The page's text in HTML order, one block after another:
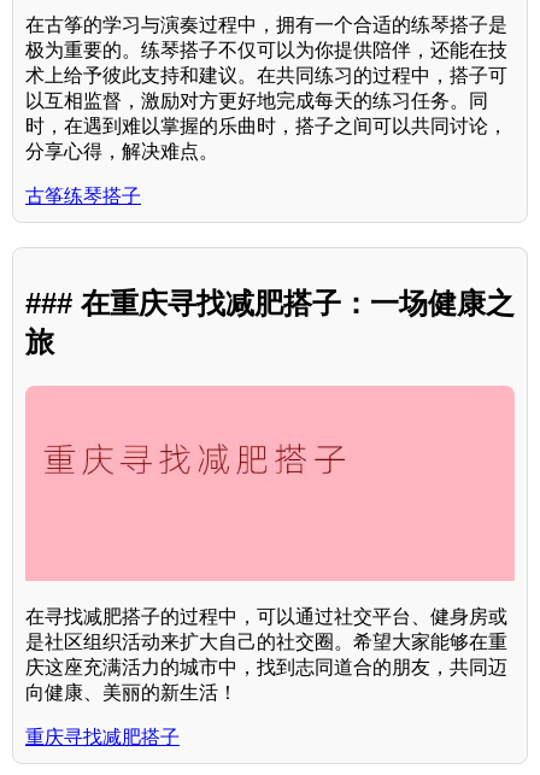
在古筝的学习与演奏过程中，拥有一个合适的练琴搭子是
极为重要的。练琴搭子不仅可以为你提供陪伴，还能在技
术上给予彼此支持和建议。在共同练习的过程中，搭子可
以互相监督，激励对方更好地完成每天的练习任务。同
时，在遇到难以掌握的乐曲时，搭子之间可以共同讨论，
分享心得，解决难点。
古筝练琴搭子
### 在重庆寻找减肥搭子：一场健康之
旅
在寻找减肥搭子的过程中，可以通过社交平台、健身房或
是社区组织活动来扩大自己的社交圈。希望大家能够在重
庆这座充满活力的城市中，找到志同道合的朋友，共同迈
向健康、美丽的新生活！
重庆寻找减肥搭子